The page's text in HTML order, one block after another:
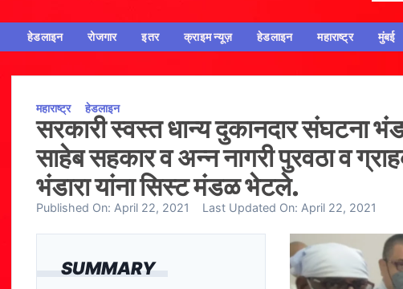
हेडलाइन रोजगार इतर क्राइम न्यूज़ हेडलाइन महाराष्ट्र मुंबई
महाराष्ट्र हेडलाइन
सरकारी स्वस्त धान्य दुकानदार संघटना
साहेब सहकार व अन्न नागरी पुरवठा व
भंडारा यांना सिस्ट मंडळ भेटले.
Published On: April 22, 2021 Last Updated On: April 22, 2021
SUMMARY